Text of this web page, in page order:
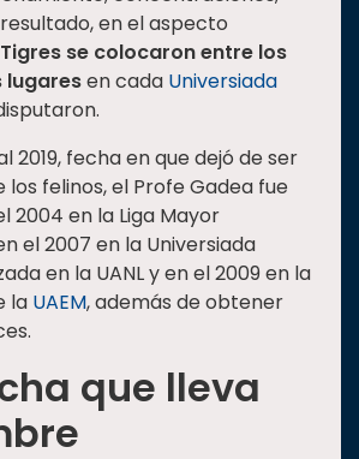
en el aspecto
Tigres se colocaron entre los
lugaresen cada Universiada
2019, fecha en que dejó de ser
felinos, el Profe Gadea fue
2004 en la Liga Mayor
el 2007 en la Universiada
en la UANL y en el 2009 en la
la UAEM, además de obtener
que lleva